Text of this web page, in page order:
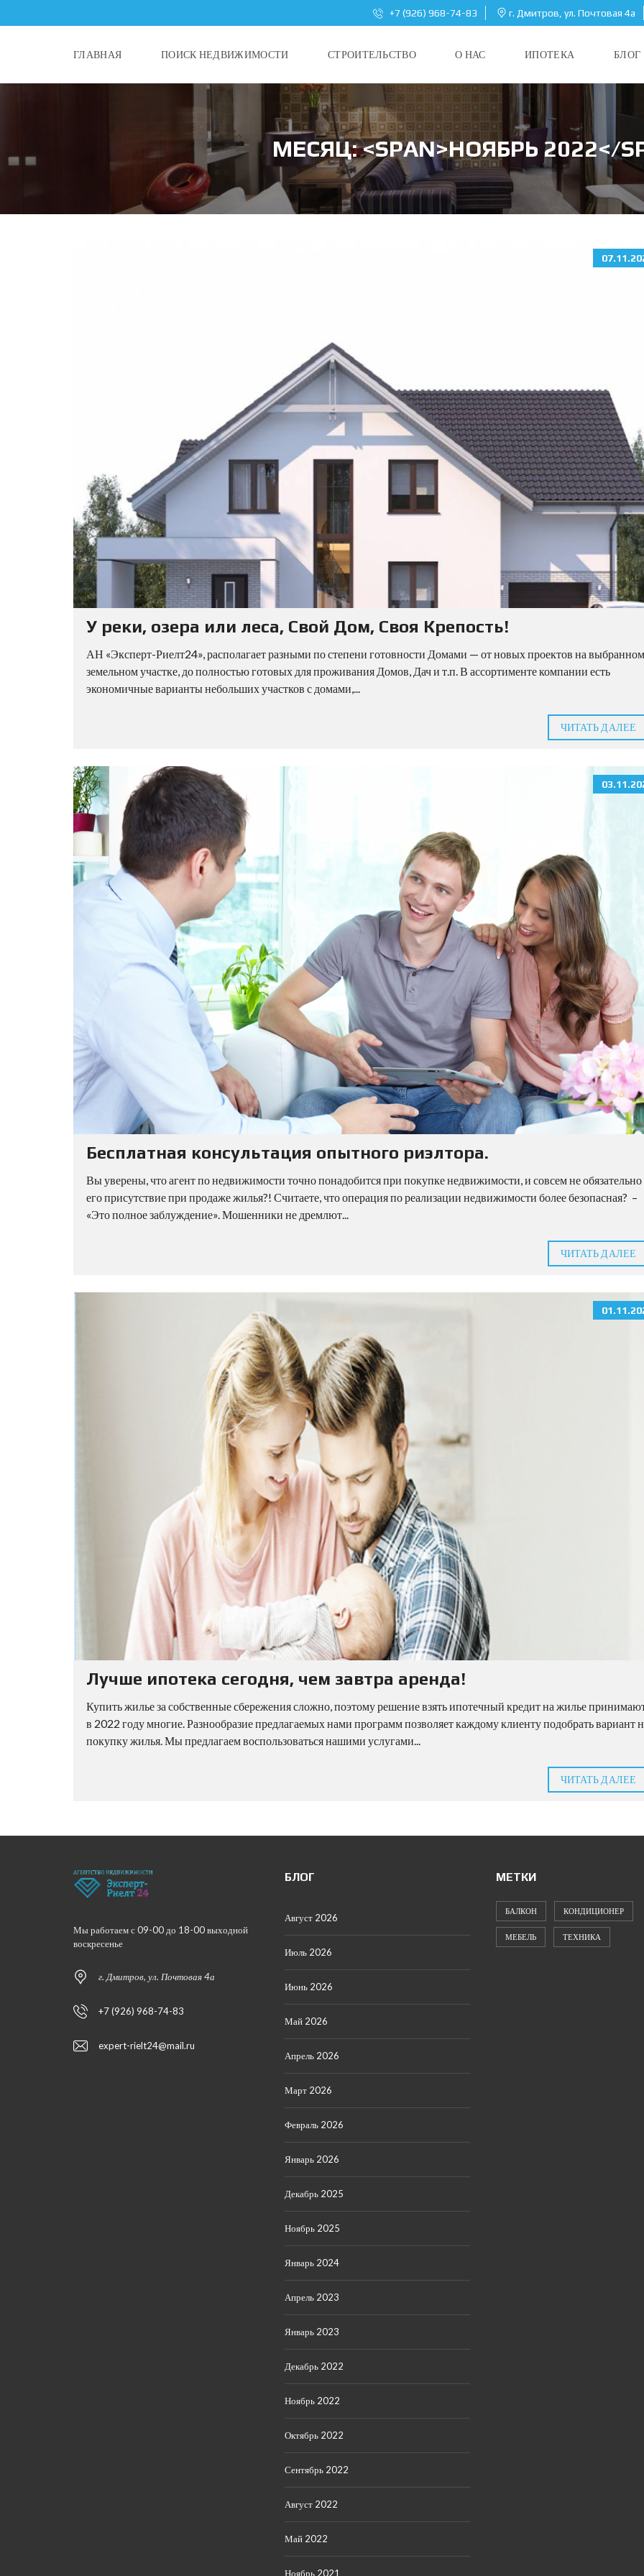
+7 (926) 968-74-83 г. Дмитров, ул. Почтовая 4а
ГЛАВНАЯ ПОИСК НЕДВИЖИМОСТИ СТРОИТЕЛЬСТВО О НАС ИПОТЕКА БЛОГ
МЕСЯЦ: <SPAN>НОЯБРЬ 2022</
У реки, озера или леса, Свой Дом, Своя Крепость!
АН «Эксперт-Риелт24», располагает разными по степени готовности Домами — от новых проектов на выбранном
земельном участке, до полностью готовых для проживания Домов, Дач и т.п. В ассортименте компании есть
экономичные варианты небольших участков с домами,...
ЧИТАТЬ ДАЛЕЕ
Бесплатная консультация опытного риэлтора.
Вы уверены, что агент по недвижимости точно понадобится при покупке недвижимости, и совсем не обязательно
его присутствие при продаже жилья?! Считаете, что операция по реализации недвижимости более безопасная? –
«Это полное заблуждение». Мошенники не дремлют...
ЧИТАТЬ ДАЛЕЕ
Лучше ипотека сегодня, чем завтра аренда!
Купить жилье за собственные сбережения сложно, поэтому решение взять ипотечный кредит на жилье
в 2022 году многие. Разнообразие предлагаемых нами программ позволяет каждому клиенту подобрать вариант
покупку жилья. Мы предлагаем воспользоваться нашими услугами...
ЧИТАТЬ ДАЛЕЕ
Мы работаем с 09-00 до 18-00 выходной
воскресенье
г. Дмитров, ул. Почтовая 4а
+7 (926) 968-74-83
expert-rielt24@mail.ru
БЛОГ
Август 2026
Июль 2026
Июнь 2026
Май 2026
Апрель 2026
Март 2026
Февраль 2026
Январь 2026
Декабрь 2025
Ноябрь 2025
Январь 2024
Апрель 2023
Январь 2023
Декабрь 2022
Ноябрь 2022
Октябрь 2022
Сентябрь 2022
Август 2022
Май 2022
Ноябрь 2021
МЕТКИ
БАЛКОН КОНДИЦИОНЕР
МЕБЕЛЬ ТЕХНИКА